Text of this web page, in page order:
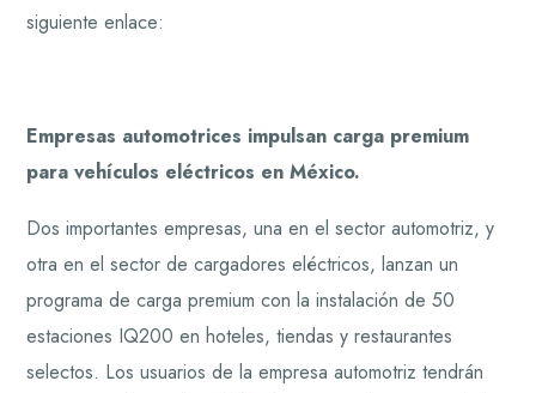
siguiente enlace:
Empresas automotrices impulsan carga premium
para vehículos eléctricos en México.
Dos importantes empresas, una en el sector automotriz, y
otra en el sector de cargadores eléctricos, lanzan un
programa de carga premium con la instalación de 50
estaciones IQ200 en hoteles, tiendas y restaurantes
selectos. Los usuarios de la empresa automotriz tendrán